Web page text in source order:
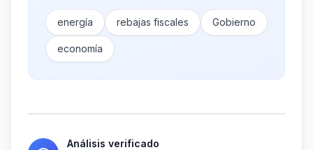
energía rebajas fiscales Gobierno
economía
Análisis verificado